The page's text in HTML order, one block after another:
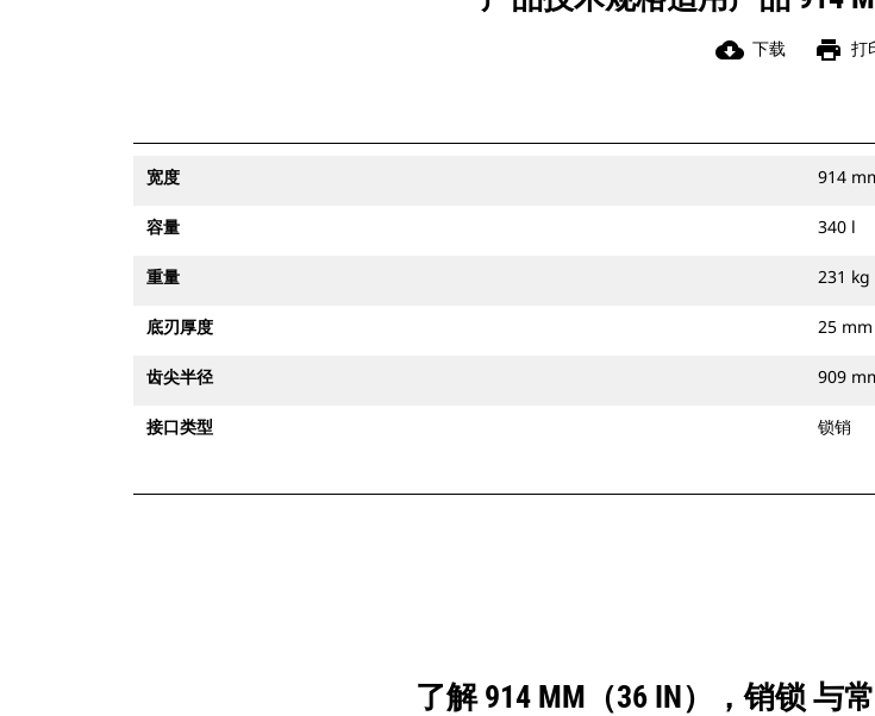
cloud_download 下载 print 打
宽度 914
容量 340 l
重量 231 kg
底刃厚度 25 mm
齿尖半径 909
接口类型 锁销
了解 914 MM（36 IN），销锁 与